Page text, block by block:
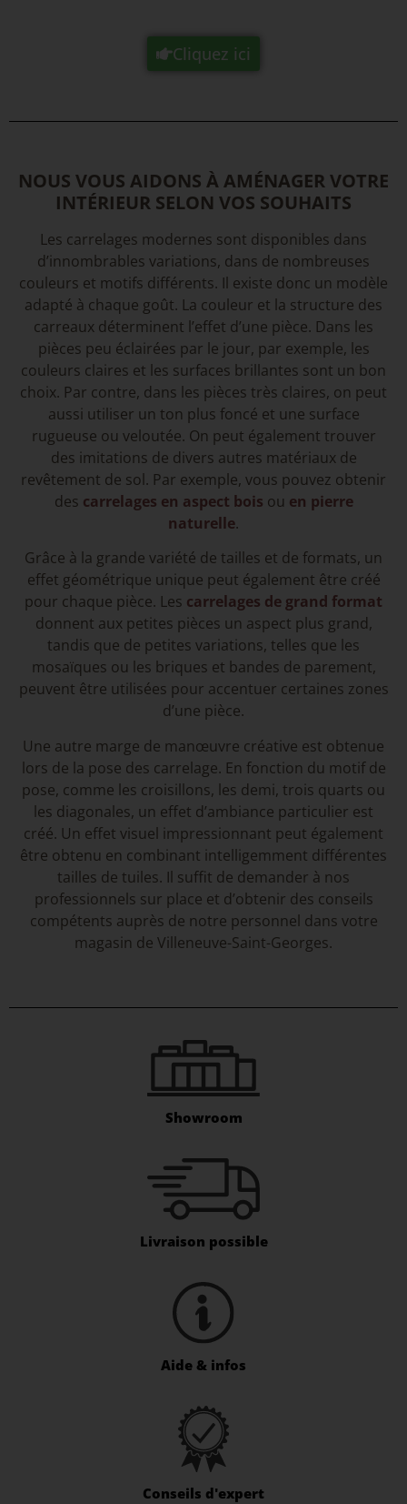
Cliquez ici
NOUS VOUS AIDONS À AMÉNAGER VOTRE
INTÉRIEUR SELON VOS SOUHAITS
Les carrelages modernes sont disponibles dans
d’innombrables variations, dans de nombreuses
couleurs et motifs différents. Il existe donc un modèle
adapté à chaque goût. La couleur et la structure des
carreaux déterminent l’effet d’une pièce. Dans les
pièces peu éclairées par le jour, par exemple, les
couleurs claires et les surfaces brillantes sont un bon
choix. Par contre, dans les pièces très claires, on peut
aussi utiliser un ton plus foncé et une surface
rugueuse ou veloutée. On peut également trouver
des imitations de divers autres matériaux de
revêtement de sol. Par exemple, vous pouvez obtenir
des carrelages en aspect bois ou en pierre
naturelle.
Grâce à la grande variété de tailles et de formats, un
effet géométrique unique peut également être créé
pour chaque pièce. Les carrelages de grand format
donnent aux petites pièces un aspect plus grand,
tandis que de petites variations, telles que les
mosaïques ou les briques et bandes de parement,
peuvent être utilisées pour accentuer certaines zones
d’une pièce.
Une autre marge de manœuvre créative est obtenue
lors de la pose des carrelage. En fonction du motif de
pose, comme les croisillons, les demi, trois quarts ou
les diagonales, un effet d’ambiance particulier est
créé. Un effet visuel impressionnant peut également
être obtenu en combinant intelligemment différentes
tailles de tuiles. Il suffit de demander à nos
professionnels sur place et d’obtenir des conseils
compétents auprès de notre personnel dans votre
magasin de Villeneuve-Saint-Georges.
Showroom
Livraison possible
Aide & infos
Conseils d'expert